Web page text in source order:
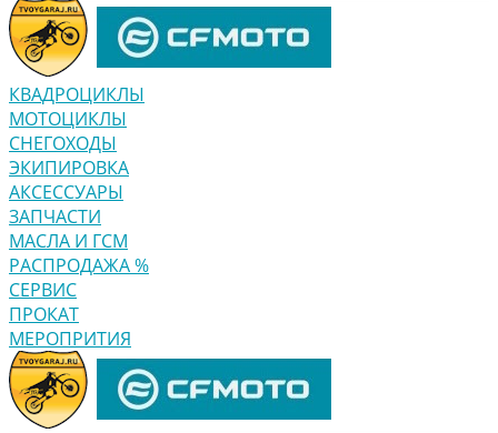
КВАДРОЦИКЛЫ
МОТОЦИКЛЫ
СНЕГОХОДЫ
ЭКИПИРОВКА
АКСЕССУАРЫ
ЗАПЧАСТИ
МАСЛА И ГСМ
РАСПРОДАЖА %
СЕРВИС
ПРОКАТ
МЕРОПРИТИЯ